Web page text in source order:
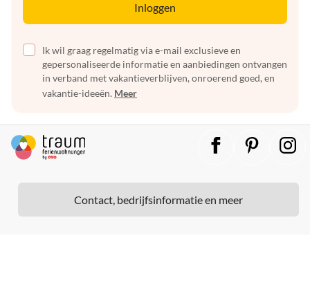
Inloggen
Ik wil graag regelmatig via e-mail exclusieve en
gepersonaliseerde informatie en aanbiedingen ontvangen
in verband met vakantieverblijven, onroerend goed, en
vakantie-ideeën. Meer
Contact, bedrijfsinformatie en meer